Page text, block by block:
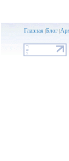
Главная |Блог|